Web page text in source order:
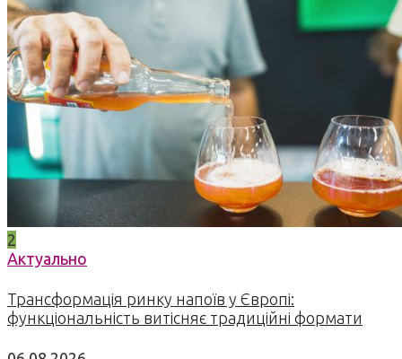
2
Актуально
Трансформація ринку напоїв у Європі:
функціональність витісняє традиційні формати